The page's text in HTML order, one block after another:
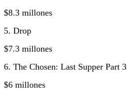
$8.3 millones
5. Drop
$7.3 millones
6. The Chosen: Last Supper Part 3
$6 millones